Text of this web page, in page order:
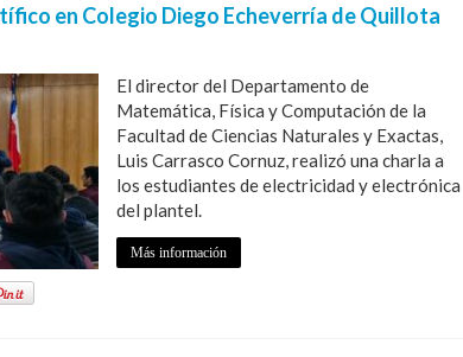
en Colegio Diego Echeverría de Quillota
El director del Departamento de
Matemática, Física y Computación de la
Facultad de Ciencias Naturales y Exactas,
Luis Carrasco Cornuz, realizó una charla a
los estudiantes de electricidad y electrónica
del plantel.
Más información